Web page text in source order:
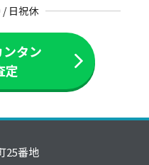
/ 日祝休
タン
定
25番地